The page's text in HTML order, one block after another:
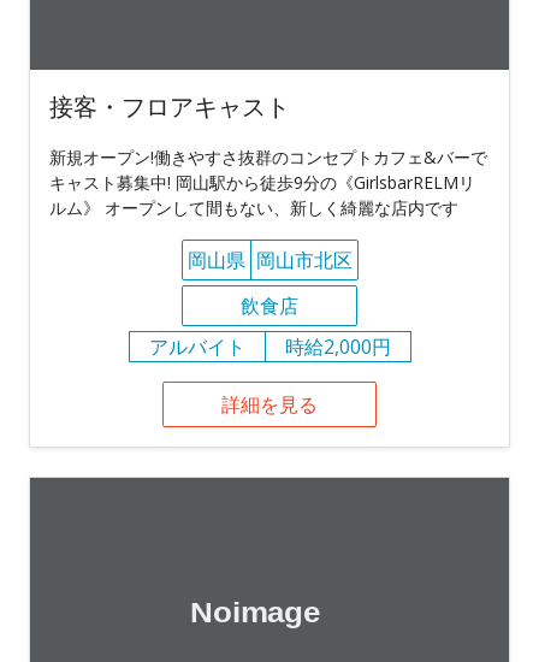
接客・フロアキャスト
新規オープン!働きやすさ抜群のコンセプトカフェ&バーで
キャスト募集中! 岡山駅から徒歩9分の《GirlsbarRELMリ
ルム》 オープンして間もない、新しく綺麗な店内です
岡山県 岡山市北区
飲食店
アルバイト
時給2,000円
詳細を見る